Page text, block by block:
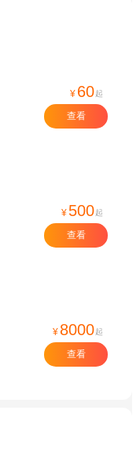
¥ 60起
查看
¥ 500起
查看
¥ 8000起
查看